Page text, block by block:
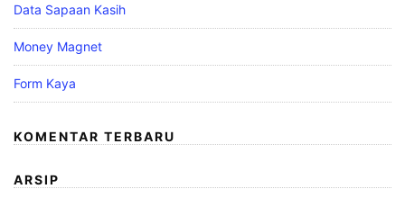
Data Sapaan Kasih
Money Magnet
Form Kaya
KOMENTAR TERBARU
ARSIP